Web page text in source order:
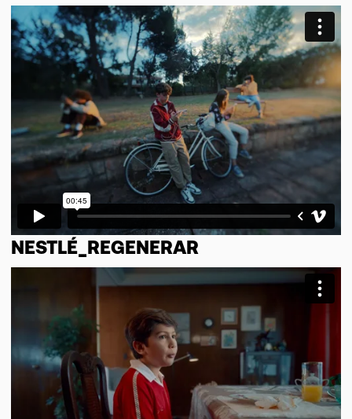
NESTLÉ_REGENERAR